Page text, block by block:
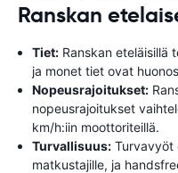
Ranskan
Tiet: Ranskan eteläisillä
ja monet tiet ovat
Nopeusrajoitukset:
nopeusrajoitukset
km/h:iin moottoriteillä.
Turvallisuus: Turvavyöt
matkustajille, ja